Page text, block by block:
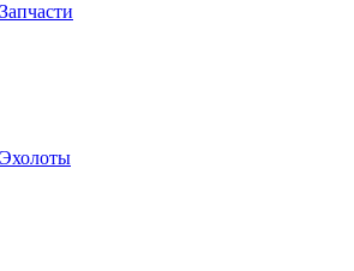
Запчасти
Эхолоты